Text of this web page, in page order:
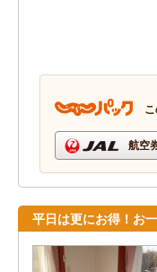
航空
平日は更にお得！お